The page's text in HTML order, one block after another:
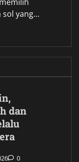
sol yang…
dan
0